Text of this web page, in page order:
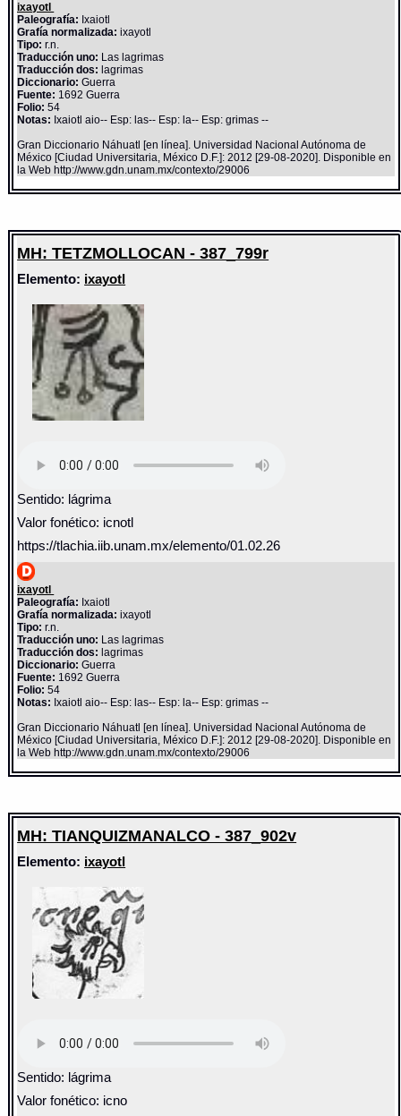
ixayotl
Paleografía: Ixaiotl
Grafía normalizada: ixayotl
Tipo: r.n.
Traducción uno: Las lagrimas
Traducción dos: lagrimas
Diccionario:Guerra
Fuente: 1692 Guerra
Folio: 54
Notas: Ixaiotl aio-- Esp: las-- Esp: la-- Esp: grimas --
Gran Diccionario Náhuatl [en línea]. Universidad Nacional Autónoma de
México [Ciudad Universitaria, México D.F.]: 2012 [29-08-2020]. Disponible en
la Web http://www.gdn.unam.mx/contexto/29006
MH: TETZMOLLOCAN - 387_799r
Elemento: ixayotl
Sentido: lágrima
Valor fonético: icnotl
https://tlachia.iib.unam.mx/elemento/01.02.26
ixayotl
Paleografía: Ixaiotl
Grafía normalizada: ixayotl
Tipo: r.n.
Traducción uno: Las lagrimas
Traducción dos: lagrimas
Diccionario:Guerra
Fuente: 1692 Guerra
Folio: 54
Notas: Ixaiotl aio-- Esp: las-- Esp: la-- Esp: grimas --
Gran Diccionario Náhuatl [en línea]. Universidad Nacional Autónoma de
México [Ciudad Universitaria, México D.F.]: 2012 [29-08-2020]. Disponible en
la Web http://www.gdn.unam.mx/contexto/29006
MH: TIANQUIZMANALCO - 387_902v
Elemento: ixayotl
Sentido: lágrima
Valor fonético: icno